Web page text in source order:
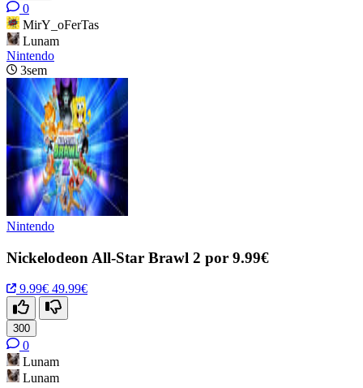
0
MirY_oFerTas
Lunam
Nintendo
3sem
Nintendo
Nickelodeon All-Star Brawl 2 por 9.99€
9.99€ 49.99€
300
0
Lunam
Lunam